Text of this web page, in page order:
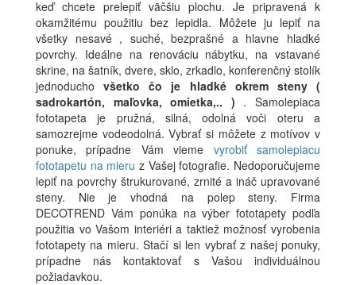
keď chcete prelepiť väčšiu plochu. Je pripravená k
okamžitému použitiu bez lepidla. Môžete ju lepiť na
všetky nesavé , suché, bezprašné a hlavne hladké
povrchy. Ideálne na renováciu nábytku, na vstavané
skrine, na šatník, dvere, sklo, zrkadlo, konferenčný stolík
jednoduchovšetko čo je hladké okrem steny (
sadrokartón, maľovka, omietka,.. ) . Samolepiaca
fototapeta je pružná, silná, odolná voči oteru a
samozrejme vodeodolná. Vybrať si môžete z motívov v
ponuke, prípadne Vám vieme vyrobiť samolepiacu
fototapetu na mieru z Vašej fotografie. Nedoporučujeme
lepiť na povrchy štrukurované, zrnité a ináč upravované
steny. Nie je vhodná na polep steny. Firma
DECOTREND Vám ponúka na výber fototapety podľa
použitia vo Vašom interiéri a taktiež možnosť vyrobenia
fototapety na mieru. Stačí si len vybrať z našej ponuky,
prípadne nás kontaktovať s Vašou individuálnou
požiadavkou.